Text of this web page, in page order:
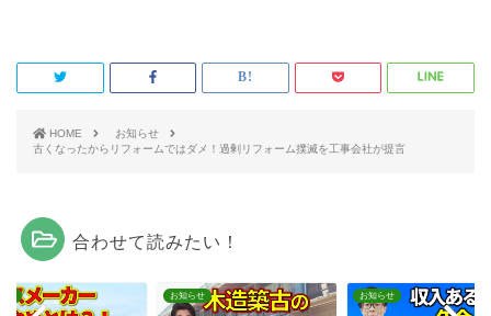
HOME
お知らせ
古くなったからリフォームではダメ！過剰リフォーム撲滅を工事会社が提言
合わせて読みたい！
お知らせ お知らせ